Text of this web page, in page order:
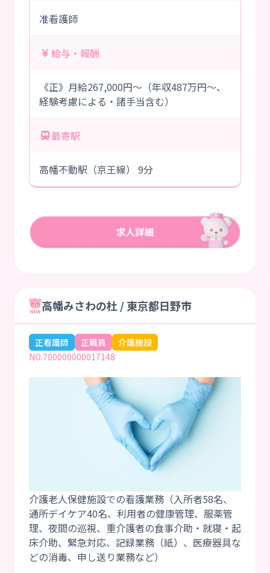
准看護師
給与・報酬
《正》月給267,000円～（年収487万円～、
経験考慮による・諸手当含む）
最寄駅
高幡不動駅（京王線） 9分
高幡みさわの杜 / 東京都日野市
正看護師 正職員
介護施設
NO.700000000017148
介護老人保健施設での看護業務（入所者58名、
通所デイケア40名、利用者の健康管理、服薬管
理、夜間の巡視、重介護者の食事介助・就寝・起
床介助、緊急対応、記録業務（紙）、医療器具な